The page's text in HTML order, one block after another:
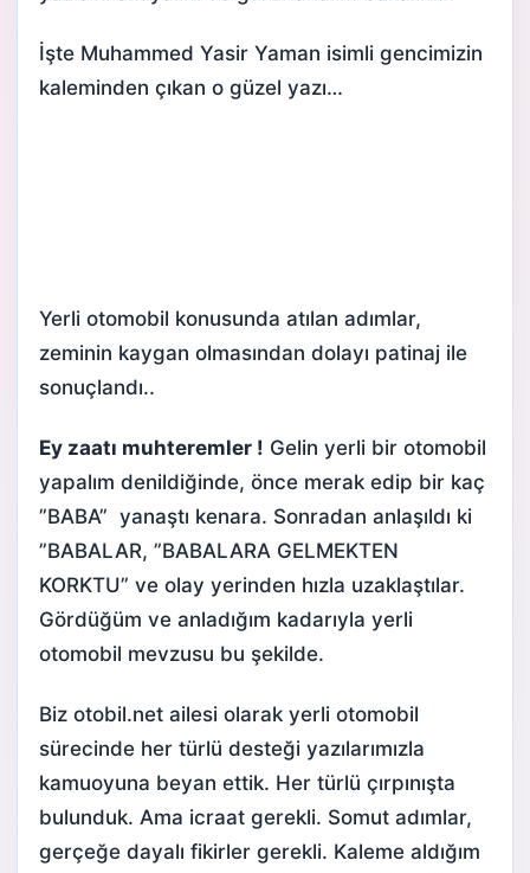
İşte Muhammed Yasir Yaman isimli gencimizin
kaleminden çıkan o güzel yazı…
Yerli otomobil konusunda atılan adımlar,
zeminin kaygan olmasından dolayı patinaj ile
sonuçlandı..
Ey zaatı muhteremler ! Gelin yerli bir otomobil
yapalım denildiğinde, önce merak edip bir kaç
”BABA” yanaştı kenara. Sonradan anlaşıldı ki
”BABALAR, ”BABALARA GELMEKTEN
KORKTU” ve olay yerinden hızla uzaklaştılar.
Gördüğüm ve anladığım kadarıyla yerli
otomobil mevzusu bu şekilde.
Biz otobil.net ailesi olarak yerli otomobil
sürecinde her türlü desteği yazılarımızla
kamuoyuna beyan ettik. Her türlü çırpınışta
bulunduk. Ama icraat gerekli. Somut adımlar,
gerçeğe dayalı fikirler gerekli. Kaleme aldığım